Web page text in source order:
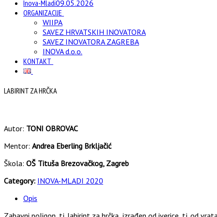
Inova-Mladi09.05.2026
ORGANIZACIJE
WIIPA
SAVEZ HRVATSKIH INOVATORA
SAVEZ INOVATORA ZAGREBA
INOVA d.o.o.
KONTAKT
LABIRINT ZA HRČKA
Autor: TONI OBROVAC
Mentor: Andrea Eberling Brkljačić
Škola: OŠ Tituša Brezovačkog, Zagreb
Category: INOVA-MLADI 2020
Opis